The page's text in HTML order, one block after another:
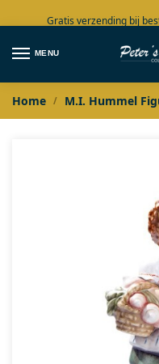
Gratis verzending bij
Grote
MENU
Home / M.I. Hummel